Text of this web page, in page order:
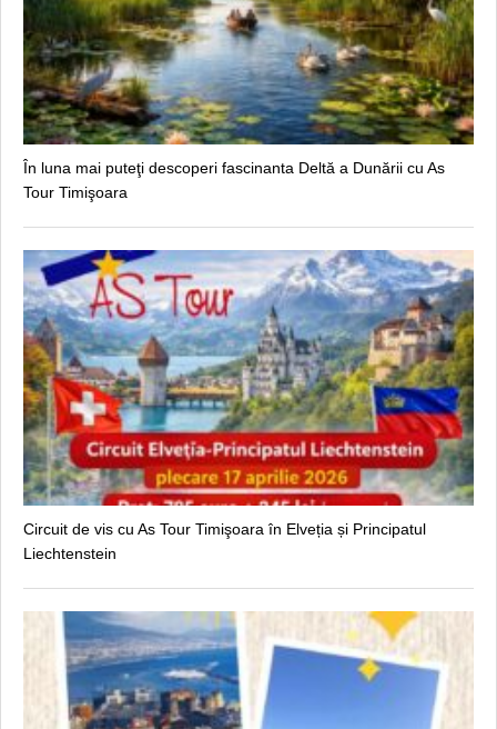
În luna mai puteţi descoperi fascinanta Deltă a Dunării cu As
Tour Timişoara
Circuit de vis cu As Tour Timişoara în Elveția și Principatul
Liechtenstein